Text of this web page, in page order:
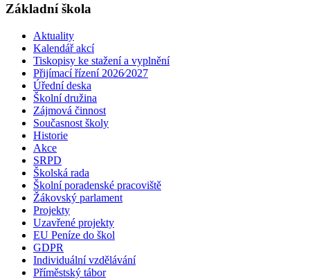
Základní škola
Aktuality
Kalendář akcí
Tiskopisy ke stažení a vyplnění
Přijímací řízení 2026⁄2027
Úřední deska
Školní družina
Zájmová činnost
Současnost školy
Historie
Akce
SRPD
Školská rada
Školní poradenské pracoviště
Žákovský parlament
Projekty
Uzavřené projekty
EU Peníze do škol
GDPR
Individuální vzdělávání
Příměstský tábor